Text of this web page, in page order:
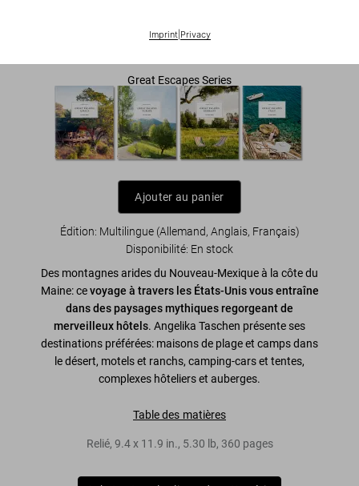
Imprint| Privacy
US$ 60
Great Escapes Series
Ajouter au panier
Édition: Multilingue (Allemand, Anglais, Français)
Disponibilité: En stock
Des montagnes arides du Nouveau-Mexique à la côte du
Maine: cevoyage à travers les États-Unis vous entraîne
dans des paysages mythiques regorgeant de
merveilleux hôtels. Angelika Taschen présente ses
destinations préférées: maisons de plage et camps dans
le désert, motels et ranchs, camping-cars et tentes,
complexes hôteliers et auberges.
Table des matières
Relié, 9.4x 11.9 in., 5.30 lb, 360 pages